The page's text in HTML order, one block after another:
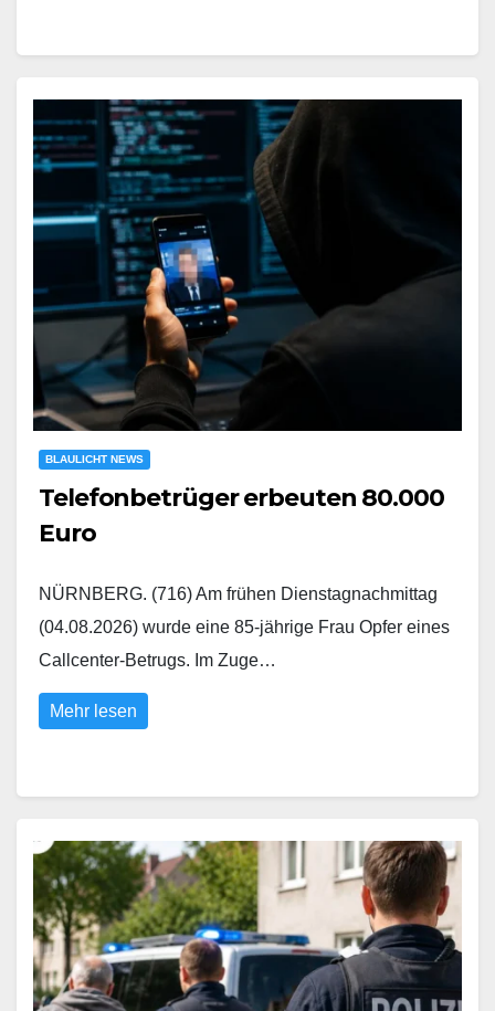
BLAULICHT NEWS
Telefonbetrüger erbeuten 80.000
Euro
NÜRNBERG. (716) Am frühen Dienstagnachmittag
(04.08.2026) wurde eine 85-jährige Frau Opfer eines
Callcenter-Betrugs. Im Zuge…
Mehr lesen